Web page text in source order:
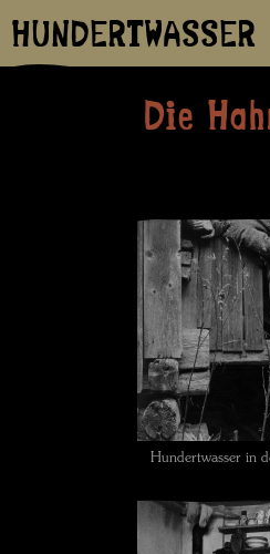
HUNDERTWASSER
Die
Hundertwasser in